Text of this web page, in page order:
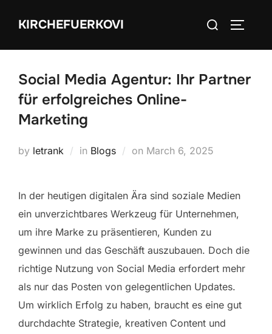
KIRCHEFUERKOVI
Search
Social Media Agentur: Ihr Partner
für erfolgreiches Online-
Marketing
by letrank in Blogs on Posted
March 6, 2025
In der heutigen digitalen Ära sind soziale Medien
ein unverzichtbares Werkzeug für Unternehmen,
um ihre Marke zu präsentieren, Kunden zu
gewinnen und das Geschäft auszubauen. Doch die
richtige Nutzung von Social Media erfordert mehr
als nur das Posten von gelegentlichen Updates.
Um wirklich Erfolg zu haben, braucht es eine gut
durchdachte Strategie, kreativen Content und